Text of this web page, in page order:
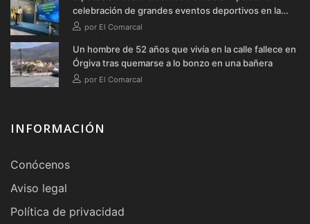
celebración de grandes eventos deportivos en la
provincia durante 2026
por El Comarcal
Un hombre de 52 años que vivía en la calle fallece en
Órgiva tras quemarse a lo bonzo en una bañera
por El Comarcal
INFORMACIÓN
Conócenos
Aviso legal
Política de privacidad